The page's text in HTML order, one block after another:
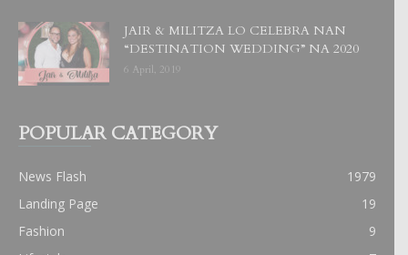
JAIR & MILITZA LO CELEBRA NAN
“DESTINATION WEDDING” NA 2020
6 April, 2019
POPULAR CATEGORY
News Flash
1979
Landing Page
19
Fashion
9